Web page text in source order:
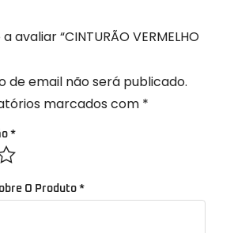
avaliar “CINTURÃO VERMELHO
de email não será publicado.
marcados com *
*
O Produto *